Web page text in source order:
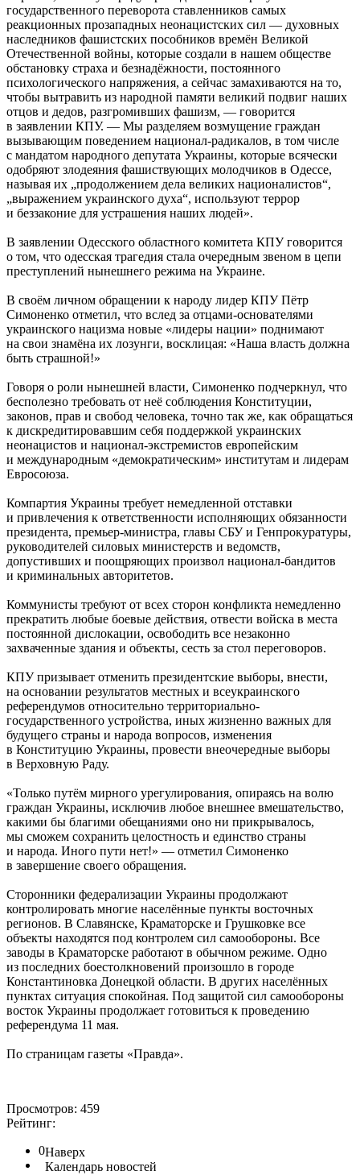
государственного переворота ставленников самых
реакционных прозападных неонацистских сил — духовных
наследников фашистских пособников времён Великой
Отечественной войны, которые создали в нашем обществе
обстановку страха и безнадёжности, постоянного
психологического напряжения, а сейчас замахиваются на то,
чтобы вытравить из народной памяти великий подвиг наших
отцов и дедов, разгромивших фашизм, — говорится
в заявлении КПУ. — Мы разделяем возмущение граждан
вызывающим поведением национал-радикалов, в том числе
с мандатом народного депутата Украины, которые всячески
одобряют злодеяния фашиствующих молодчиков в Одессе,
называя их „продолжением дела великих националистов“,
„выражением украинского духа“, используют террор
и беззаконие для устрашения наших людей».
В заявлении Одесского областного комитета КПУ говорится
о том, что одесская трагедия стала очередным звеном в цепи
преступлений нынешнего режима на Украине.
В своём личном обращении к народу лидер КПУ Пётр
Симоненко отметил, что вслед за отцами-основателями
украинского нацизма новые «лидеры нации» поднимают
на свои знамёна их лозунги, восклицая: «Наша власть должна
быть страшной!»
Говоря о роли нынешней власти, Симоненко подчеркнул, что
бесполезно требовать от неё соблюдения Конституции,
законов, прав и свобод человека, точно так же, как обращаться
к дискредитировавшим себя поддержкой украинских
неонацистов и национал-экстремистов европейским
и международным «демократическим» институтам и лидерам
Евросоюза.
Компартия Украины требует немедленной отставки
и привлечения к ответственности исполняющих обязанности
президента, премьер-министра, главы СБУ и Генпрокуратуры,
руководителей силовых министерств и ведомств,
допустивших и поощряющих произвол национал-бандитов
и криминальных авторитетов.
Коммунисты требуют от всех сторон конфликта немедленно
прекратить любые боевые действия, отвести войска в места
постоянной дислокации, освободить все незаконно
захваченные здания и объекты, сесть за стол переговоров.
КПУ призывает отменить президентские выборы, внести,
на основании результатов местных и всеукраинского
референдумов относительно территориально-
государственного устройства, иных жизненно важных для
будущего страны и народа вопросов, изменения
в Конституцию Украины, провести внеочередные выборы
в Верховную Раду.
«Только путём мирного урегулирования, опираясь на волю
граждан Украины, исключив любое внешнее вмешательство,
какими бы благими обещаниями оно ни прикрывалось,
мы сможем сохранить целостность и единство страны
и народа. Иного пути нет!» — отметил Симоненко
в завершение своего обращения.
Сторонники федерализации Украины продолжают
контролировать многие населённые пункты восточных
регионов. В Славянске, Краматорске и Грушковке все
объекты находятся под контролем сил самообороны. Все
заводы в Краматорске работают в обычном режиме. Одно
из последних боестолкновений произошло в городе
Константиновка Донецкой области. В других населённых
пунктах ситуация спокойная. Под защитой сил самообороны
восток Украины продолжает готовиться к проведению
референдума 11 мая.
По страницам газеты «Правда».
Просмотров: 459
Рейтинг:
0Наверх
Календарь новостей